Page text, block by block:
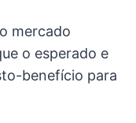
mercado
o esperado e
benefício para